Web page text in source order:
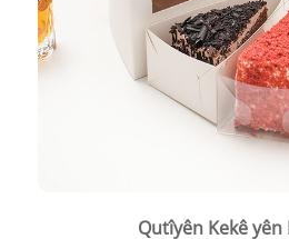
Qutîyên Kekê